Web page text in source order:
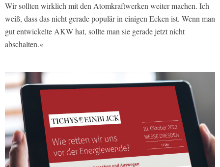
Wir sollten wirklich mit den Atomkraftwerken weiter machen. Ich
weiß, dass das nicht gerade populär in einigen Ecken ist. Wenn man
gut entwickelte AKW hat, sollte man sie gerade jetzt nicht
abschalten.«